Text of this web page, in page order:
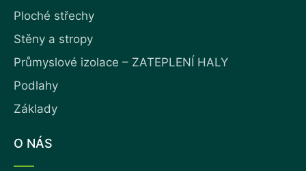
Ploché střechy
Stěny a stropy
Průmyslové izolace – ZATEPLENÍ HALY
Podlahy
Základy
O NÁS